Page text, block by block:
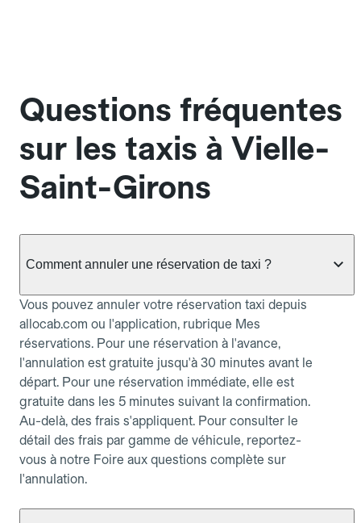
Questions fréquentes
sur les taxis à Vielle-
Saint-Girons
Comment annuler une réservation de taxi ?
Vous pouvez annuler votre réservation taxi depuis
allocab.com ou l'application, rubrique Mes
réservations. Pour une réservation à l'avance,
l'annulation est gratuite jusqu'à 30 minutes avant le
départ. Pour une réservation immédiate, elle est
gratuite dans les 5 minutes suivant la confirmation.
Au-delà, des frais s'appliquent. Pour consulter le
détail des frais par gamme de véhicule, reportez-
vous à notre Foire aux questions complète sur
l'annulation.